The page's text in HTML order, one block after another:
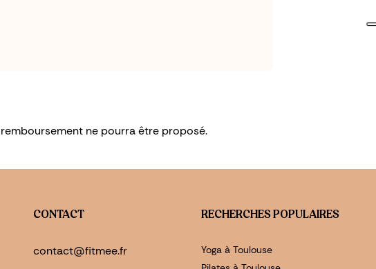
ne pourra être proposé.
CONTACT
contact@fitmee.fr
RECHERCHES POPULAIRES
Yoga à Toulouse